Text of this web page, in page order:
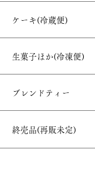
ケーキ(冷蔵便)
生菓子ほか(冷凍便)
ブレンドティー
終売品(再販未定)